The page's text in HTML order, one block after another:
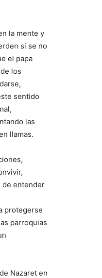
la mente y
si se no
el papa
los
sentido
las
llamas.
de entender
protegerse
parroquias
Nazaret en